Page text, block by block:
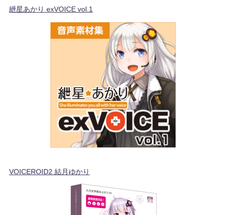
紲星あかり exVOICE vol.1
VOICEROID2 結月ゆかり